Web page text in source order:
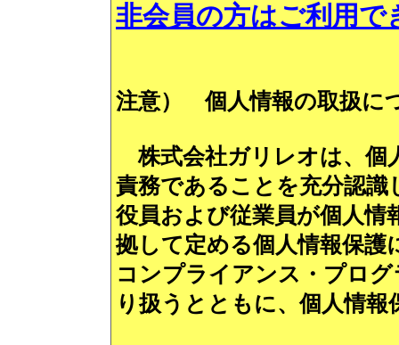
非会員の方はご利用で
注意） 個人情報の取扱に
株式会社ガリレオは、個
責務であることを充分認識
役員および従業員が個人情
拠して定める個人情報保護
コンプライアンス・プロ
り扱うとともに、個人情